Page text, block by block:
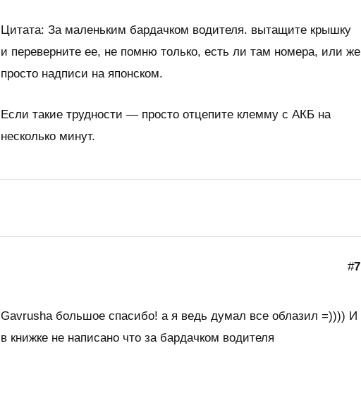
Цитата: За маленьким бардачком водителя. вытащите крышку
и переверните ее, не помню только, есть ли там номера, или же
просто надписи на японском.
Если такие трудности — просто отцепите клемму с АКБ на
несколько минут.
#7
Gavrusha большое спасибо! а я ведь думал все облазил =)))) И
в книжке не написано что за бардачком водителя